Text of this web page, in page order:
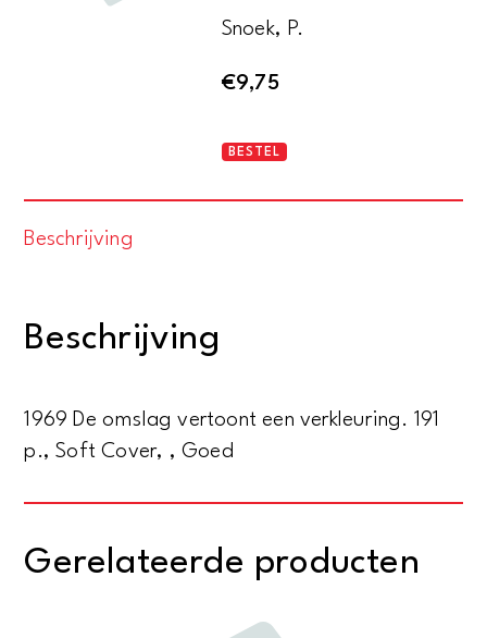
Snoek, P.
€9,75
Gedichten
BESTEL
Beschrijving
Beschrijving
1969 De omslag vertoont een verkleuring. 191
p., Soft Cover, , Goed
Gerelateerde producten